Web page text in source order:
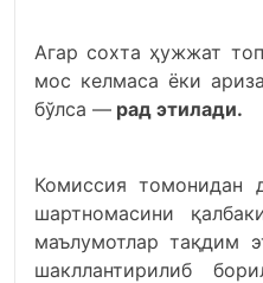
Агар сохта ҳужжат
мос келмаса ёки
бўлса — рад этилади.
Комиссия томонидан
шартномасини
маълумотлар тақдим
шакллантирилиб